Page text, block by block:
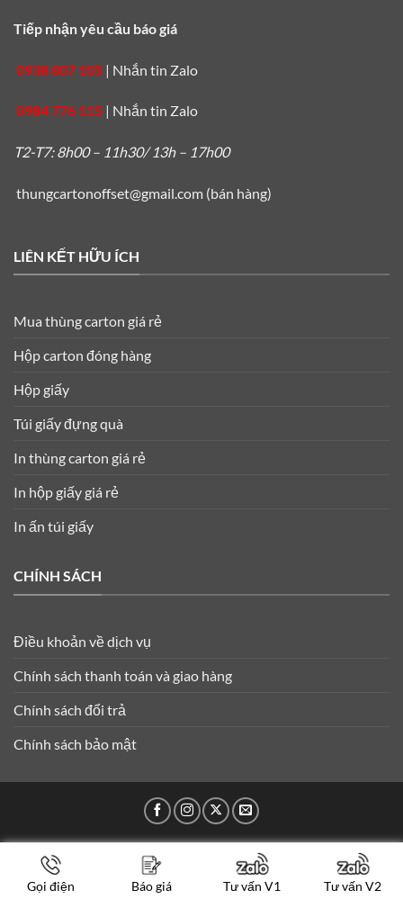
Tiếp nhận yêu cầu báo giá
0938 807 105 | Nhắn tin Zalo
0984 776 115 | Nhắn tin Zalo
T2-T7: 8h00 – 11h30/ 13h – 17h00
thungcartonoffset@gmail.com (bán hàng)
LIÊN KẾT HỮU ÍCH
Mua thùng carton giá rẻ
Hộp carton đóng hàng
Hộp giấy
Túi giấy đựng quà
In thùng carton giá rẻ
In hộp giấy giá rẻ
In ấn túi giấy
CHÍNH SÁCH
Điều khoản về dịch vụ
Chính sách thanh toán và giao hàng
Chính sách đổi trả
Chính sách bảo mật
Copyright 2026 © Bao Bì Quốc Thịnh
Gọi điện Báo giá Tư vấn V1 Tư vấn V2